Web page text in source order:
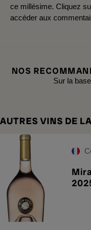
ce millésime. Cliquez
accéder aux
NOS
Sur la
AUTRES VINS DE